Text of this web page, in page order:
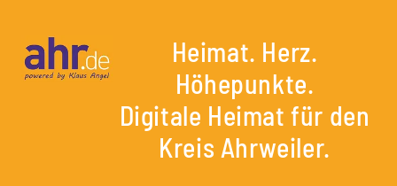
Heimat. Herz.
Höhepunkte.
Digitale Heimat für den
Kreis Ahrweiler.